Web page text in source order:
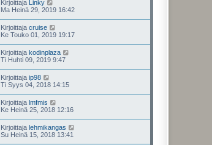
Kirjoittaja Linky
Ma Heinä 29, 2019 16:42
Kirjoittaja cruise
Ke Touko 01, 2019 19:17
Kirjoittaja kodinplaza
Ti Huhti 09, 2019 9:47
Kirjoittaja ip98
Ti Syys 04, 2018 14:15
Kirjoittaja lmfmis
Ke Heinä 25, 2018 12:16
Kirjoittaja lehmikangas
Su Heinä 15, 2018 13:41